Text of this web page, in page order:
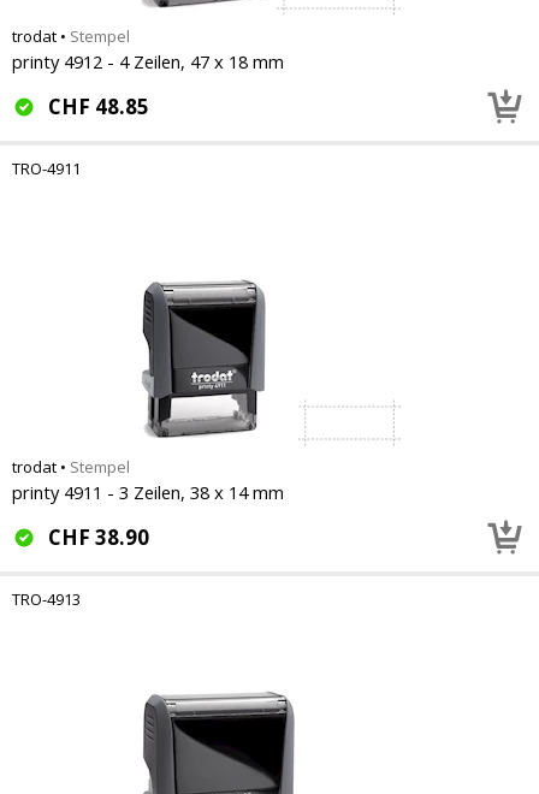
trodat • Stempel
printy 4912 - 4 Zeilen, 47 x 18 mm
CHF 48.85
TRO-4911
trodat • Stempel
printy 4911 - 3 Zeilen, 38 x 14 mm
CHF 38.90
TRO-4913